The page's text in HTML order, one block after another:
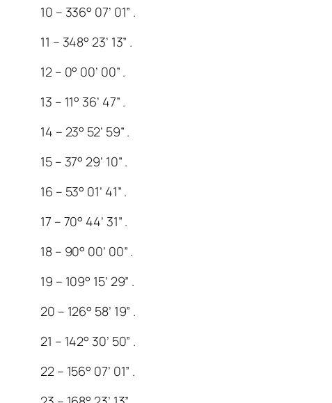
10 – 336° 07’ 01” .
11 – 348° 23’ 13” .
12 – 0° 00’ 00” .
13 – 11° 36’ 47” .
14 – 23° 52’ 59” .
15 – 37° 29’ 10” .
16 – 53° 01’ 41” .
17 – 70° 44’ 31” .
18 – 90° 00’ 00” .
19 – 109° 15’ 29” .
20 – 126° 58’ 19” .
21 – 142° 30’ 50” .
22 – 156° 07’ 01” .